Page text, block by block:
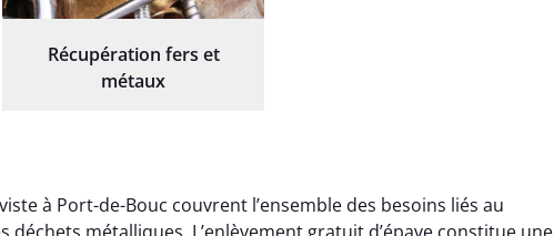
Récupération fers et
métaux
à Port-de-Bouc couvrent l’ensemble des besoins liés au
déchets métalliques. L’enlèvement gratuit d’épave constitue une